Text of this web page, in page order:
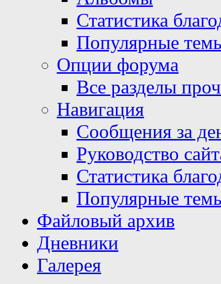
Статистика
Популярные
Опции форума
Все разделы
Навигация
Сообщения за
Руководство
Статистика
Популярные
Файловый архив
Дневники
Галерея